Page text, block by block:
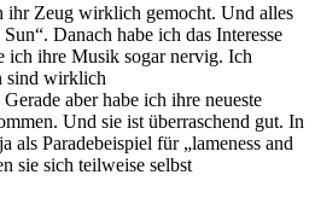
ihr Zeug wirklich gemocht. Und alles
Sun“. Danach habe ich das Interesse
ich ihre Musik sogar nervig. Ich
sind wirklich
aber habe ich ihre neueste
Und sie ist überraschend gut. In
als Paradebeispiel für „lameness and
sie sich teilweise selbst